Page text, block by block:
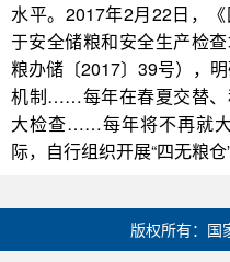
水平。2017年2月22日，
于安全储粮和安全生产检
粮办储〔2017〕39号），
机制……每年在春夏交替、
大检查……每年将不再就
际，自行组织开展“四无粮仓
版权所有：国